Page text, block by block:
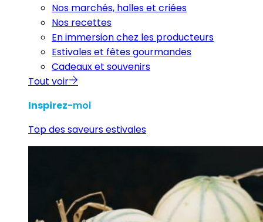
Nos marchés, halles et criées
Nos recettes
En immersion chez les producteurs
Estivales et fêtes gourmandes
Cadeaux et souvenirs
Tout voir
Inspirez-moi
Top des saveurs estivales